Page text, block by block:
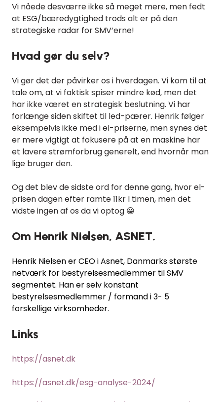
Vi nåede desværre ikke så meget mere, men fedt
at ESG/bæredygtighed trods alt er på den
strategiske radar for SMV’erne!
Hvad gør du selv?
Vi gør det der påvirker os i hverdagen. Vi kom til at
tale om, at vi faktisk spiser mindre kød, men det
har ikke været en strategisk beslutning. Vi har
forlænge siden skiftet til led-pærer. Henrik følger
eksempelvis ikke med i el-priserne, men synes det
er mere vigtigt at fokusere på at en maskine har
et lavere strømforbrug generelt, end hvornår man
lige bruger den.
Og det blev de sidste ord for denne gang, hvor el-
prisen dagen efter ramte 11kr I timen, men det
vidste ingen af os da vi optog 😀
Om Henrik Nielsen, ASNET.
Henrik Nielsen er CEO i Asnet, Danmarks største
netværk for bestyrelsesmedlemmer til SMV
segmentet. Han er selv konstant
bestyrelsesmedlemmer / formand i 3- 5
forskellige virksomheder.
Links
https://asnet.dk
https://asnet.dk/esg-analyse-2024/